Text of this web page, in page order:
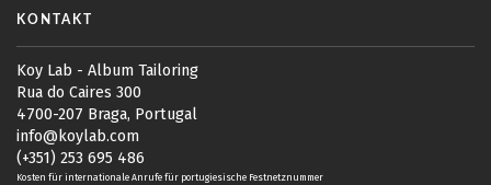
KONTAKT
Koy Lab - Album Tailoring
Rua do Caires 300
4700-207 Braga, Portugal
info@koylab.com
(+351) 253 695 486
Kosten für internationale Anrufe für portugiesische Festnetznummer